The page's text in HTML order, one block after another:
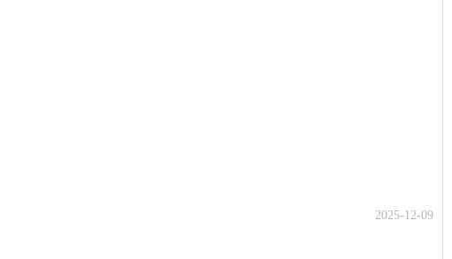
2025-12-09